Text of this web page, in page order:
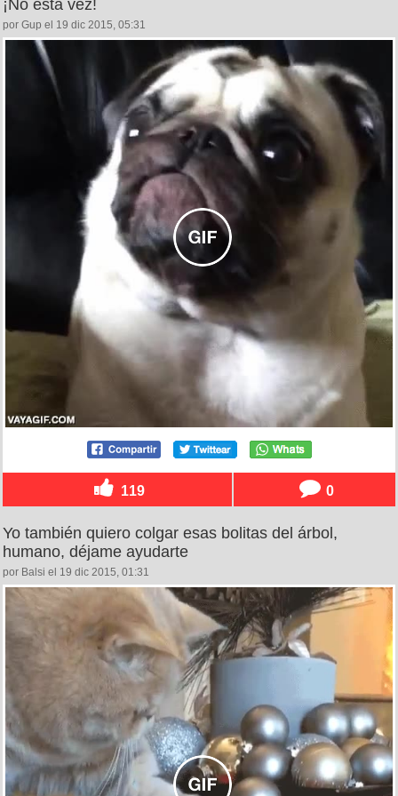
¡No esta vez!
por Gup el 19 dic 2015, 05:31
119 0
Yo también quiero colgar esas bolitas del árbol,
humano, déjame ayudarte
por Balsi el 19 dic 2015, 01:31